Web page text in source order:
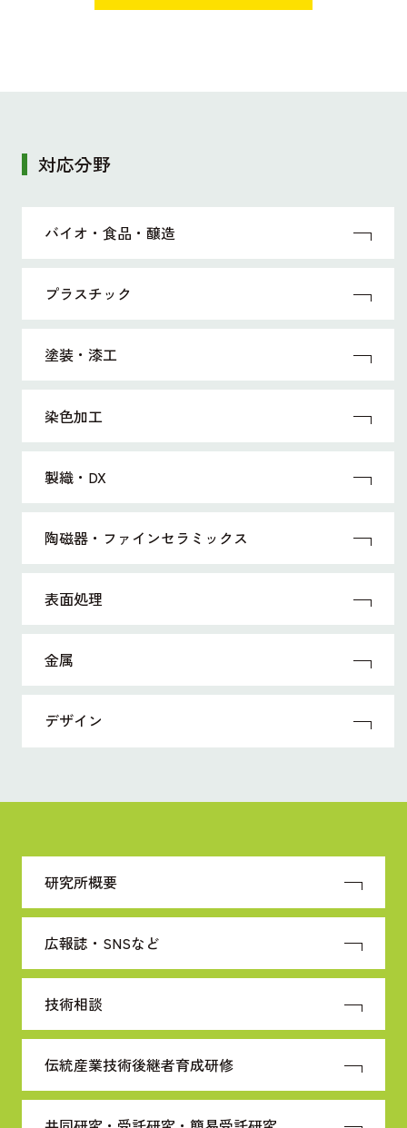
対応分野
バイオ・食品・醸造
プラスチック
塗装・漆工
染色加工
製織・DX
陶磁器・ファインセラミックス
表面処理
金属
デザイン
研究所概要
広報誌・SNSなど
技術相談
伝統産業技術後継者育成研修